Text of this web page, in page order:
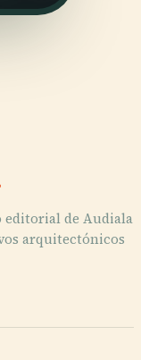
editorial de Audiala
arquitectónicos